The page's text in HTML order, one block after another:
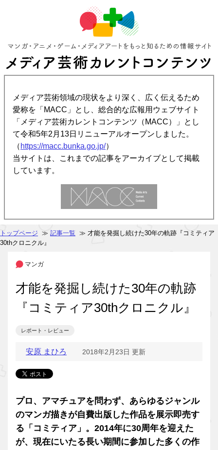
メディア芸術領域の現状をより深く、広く伝えるため
愛称を「MACC」とし、総合的な広報用ウェブサイト
「メディア芸術カレントコンテンツ（MACC）」とし
て令和5年2月13日リニューアルオープンしました。
（ https://macc.bunka.go.jp/）
当サイトは、これまでの記事をアーカイブとして掲載
しています。
トップページ ≫ 記事一覧 ≫ 才能を発掘し続けた30年の軌跡『コミティア
30thクロニクル』
マンガ
才能を発掘し続けた30年の軌跡
『コミティア30thクロニクル』
レポート・レビュー
安原 まひろ 2018年2月23日 更新
プロ、アマチュアを問わず、あらゆるジャンル
のマンガ描きが自費出版した作品を展示即売す
る「コミティア」。2014年に30周年を迎えた
が、現在にいたる長い期間に参加した多くの作